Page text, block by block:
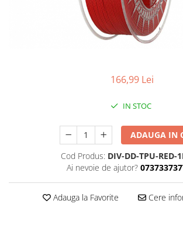
166,99 Lei
IN STOC
ADAUGA IN
Cod Produs: DIV-DD-TPU-RED-
Ai nevoie de ajutor?
Adauga la Favorite Cere